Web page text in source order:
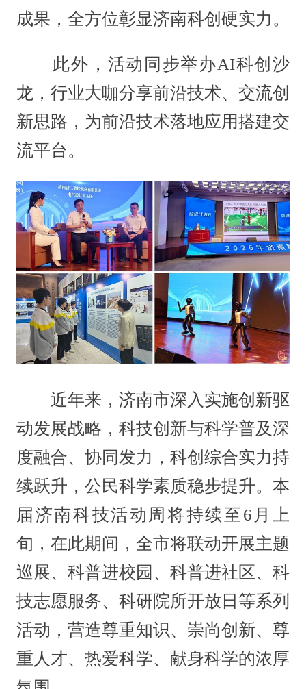
成果，全方位彰显济南科创硬实力。
此外，活动同步举办AI科创沙
龙，行业大咖分享前沿技术、交流创
新思路，为前沿技术落地应用搭建交
流平台。
近年来，济南市深入实施创新驱
动发展战略，科技创新与科学普及深
度融合、协同发力，科创综合实力持
续跃升，公民科学素质稳步提升。本
届济南科技活动周将持续至6月上
旬，在此期间，全市将联动开展主题
巡展、科普进校园、科普进社区、科
技志愿服务、科研院所开放日等系列
活动，营造尊重知识、崇尚创新、尊
重人才、热爱科学、献身科学的浓厚